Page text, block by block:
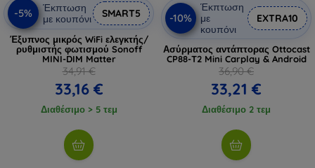
-5%
Έκπτωση
με κουπόνι
SMART5
Έξυπνος μικρός WiFi ελεγκτής/
ρυθμιστής φωτισμού Sonoff
MINI-DIM Matter
34,91 €
33,16 €
Διαθέσιμο > 5 τεμ
-10%
Έκπτωση
με
κουπόνι
EXTRA10
Ασύρματος αντάπτορας Ottocast
CP88-T2 Mini Carplay & Android
36,90 €
33,21 €
Διαθέσιμο 2 τεμ